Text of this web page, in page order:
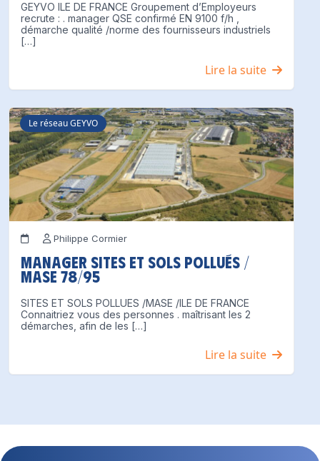
GEYVO ILE DE FRANCE Groupement d’Employeurs​
recrute : . manager QSE confirmé EN 9100 f/h ,
démarche qualité /norme des fournisseurs industriels
[…]
Lire la suite
Le réseau GEYVO
Philippe Cormier
Manager Sites et Sols Pollués /
MASE 78/95
SITES ET SOLS POLLUES /MASE /ILE DE FRANCE
Connaitriez vous des personnes . maîtrisant les 2
démarches, afin de les […]
Lire la suite